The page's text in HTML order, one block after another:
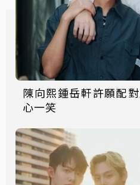
陳向熙鍾岳軒許願配
心一笑